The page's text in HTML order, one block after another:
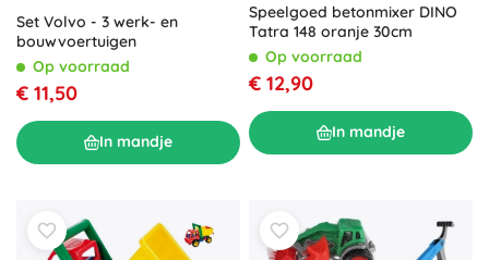
Set Volvo - 3 werk- en
bouwvoertuigen
Op voorraad
€ 11,50
In mandje
Speelgoed betonmixer DINO
Tatra 148 oranje 30cm
Op voorraad
€ 12,90
In mandje